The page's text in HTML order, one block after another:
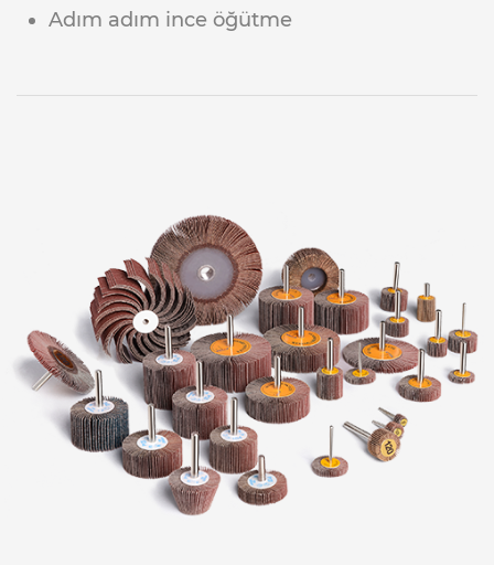
Adım adım ince öğütme